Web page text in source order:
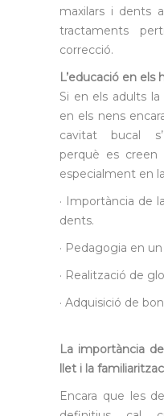
maxilars i dents
tractaments
correcció.
L’educació en els
Si en els adults
en els nens
cavitat bucal
perquè es creen
especialment en
· Importància de
dents.
· Pedagogia en
· Realització de
· Adquisició de
La importància
llet i la
Encara que les